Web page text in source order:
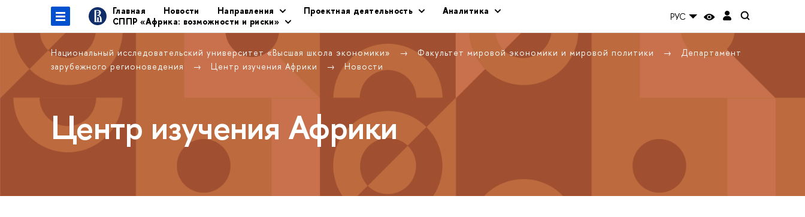
Главная Новости Направления Проектная деятельность
Аналитика
СППР «Африка: возможности и риски»
РУС
Национальный исследовательский университет «Высшая школа экономики» Факультет мировой экономики и мировой политики
Департамент
зарубежного регионоведения
Центр изучения Африки Новости
Центр изучения Африки